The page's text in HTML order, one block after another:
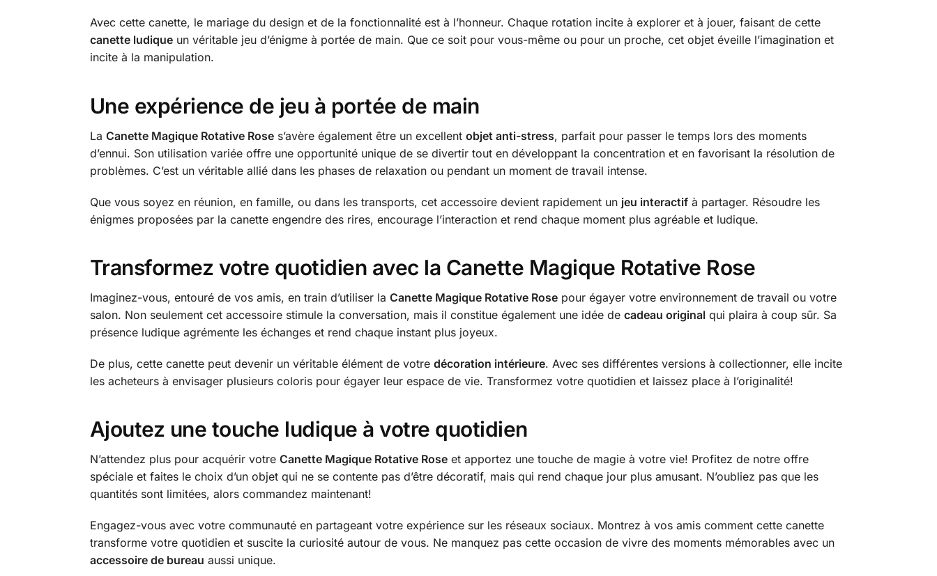
Avec cette canette, le mariage du design et de la fonctionnalité est à l’honneur. Chaque rotation incite à explorer et à jouer, faisant de cette
canette ludiqueun véritable jeu d’énigme à portée de main. Que ce soit pour vous-même ou pour un proche, cet objet éveille l’imagination et
incite à la manipulation.
Une expérience de jeu à portée de main
La Canette Magique Rotative Roses’avère également être un excellent objet anti-stress, parfait pour passer le temps lors des moments
d’ennui. Son utilisation variée offre une opportunité unique de se divertir tout en développant la concentration et en favorisant la résolution de
problèmes. C’est un véritable allié dans les phases de relaxation ou pendant un moment de travail intense.
Que vous soyez en réunion, en famille, ou dans les transports, cet accessoire devient rapidement un jeu interactifà partager. Résoudre les
énigmes proposées par la canette engendre des rires, encourage l’interaction et rend chaque moment plus agréable et ludique.
Transformez votre quotidien avec la Canette Magique Rotative Rose
Imaginez-vous, entouré de vos amis, en train d’utiliser la Canette Magique Rotative Rosepour égayer votre environnement de travail ou votre
salon. Non seulement cet accessoire stimule la conversation, mais il constitue également une idée de cadeau originalqui plaira à coup sûr. Sa
présence ludique agrémente les échanges et rend chaque instant plus joyeux.
De plus, cette canette peut devenir un véritable élément de votre décoration intérieure. Avec ses différentes versions à collectionner, elle incite
les acheteurs à envisager plusieurs coloris pour égayer leur espace de vie. Transformez votre quotidien et laissez place à l’originalité!
Ajoutez une touche ludique à votre quotidien
N’attendez plus pour acquérir votre Canette Magique Rotative Roseet apportez une touche de magie à votre vie! Profitez de notre offre
spéciale et faites le choix d’un objet qui ne se contente pas d’être décoratif, mais qui rend chaque jour plus amusant. N’oubliez pas que les
quantités sont limitées, alors commandez maintenant!
Engagez-vous avec votre communauté en partageant votre expérience sur les réseaux sociaux. Montrez à vos amis comment cette canette
transforme votre quotidien et suscite la curiosité autour de vous. Ne manquez pas cette occasion de vivre des moments mémorables avec un
accessoire de bureau aussi unique.